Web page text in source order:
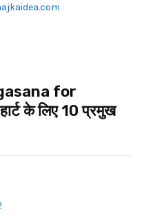
for
के लिए 10 प्रमुख